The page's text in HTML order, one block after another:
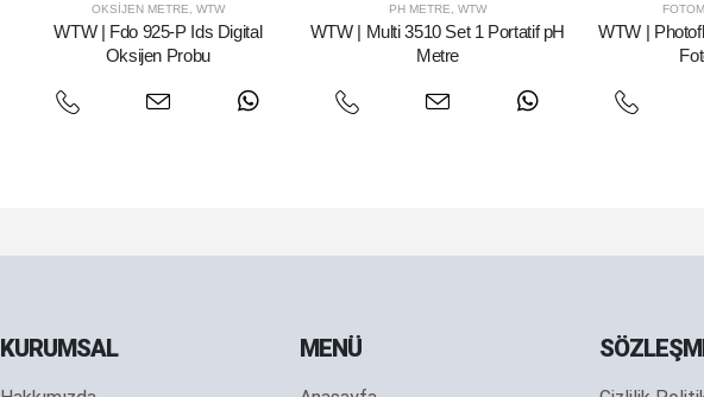
OKSIJEN METRE WTW
WTW | Fdo 925-P Ids Digital
Oksijen Probu
PH METRE WTW
WTW | Multi 3510 Set 1 Portatif pH
Metre
WTW |
KURUMSAL MENÜ